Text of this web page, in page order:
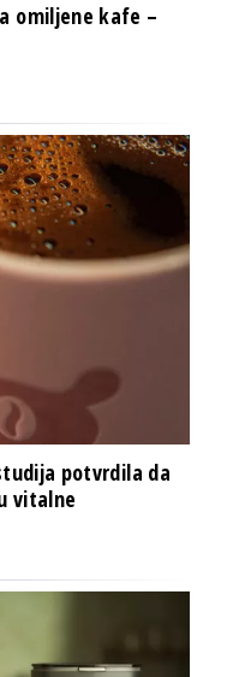
omiljene kafe –
potvrdila da
vitalne